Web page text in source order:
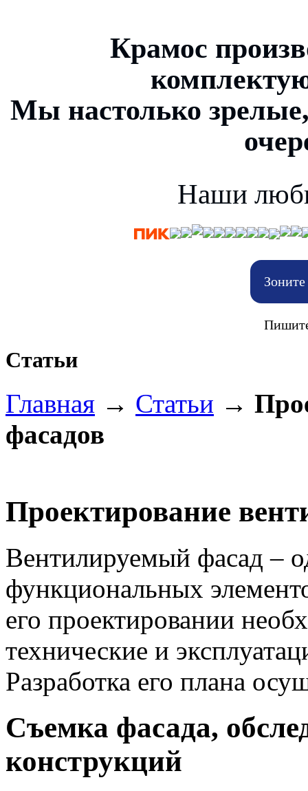
Крамос
Мы настолько
Наши
Статьи
Главная → Статьи →
фасадов
Проектирование
Вентилируемый фасад –
функциональных
его проектировании
технические и
Разработка его плана
Съемка фасада,
конструкций